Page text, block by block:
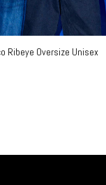
Ribeye Oversize Unisex